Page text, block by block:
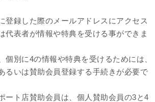
登録した際のメールアドレスにアクセス
代表者が情報や特典を受ける事ができま
別に4の情報や特典を受けるためには、
るいは賛助会員登録する手続きが必要で
ート店賛助会員は、個人賛助会員の3と4